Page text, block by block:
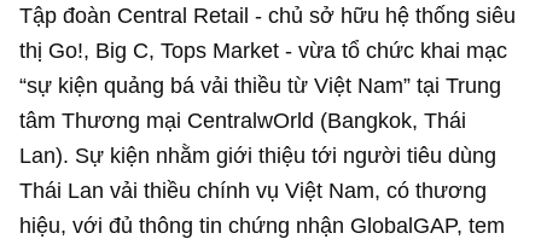
Tập đoàn Central Retail - chủ sở hữu hệ thống siêu
thị Go!, Big C, Tops Market - vừa tổ chức khai mạc
“sự kiện quảng bá vải thiều từ Việt Nam” tại Trung
tâm Thương mại CentralwOrld (Bangkok, Thái
Lan). Sự kiện nhằm giới thiệu tới người tiêu dùng
Thái Lan vải thiều chính vụ Việt Nam, có thương
hiệu, với đủ thông tin chứng nhận GlobalGAP, tem